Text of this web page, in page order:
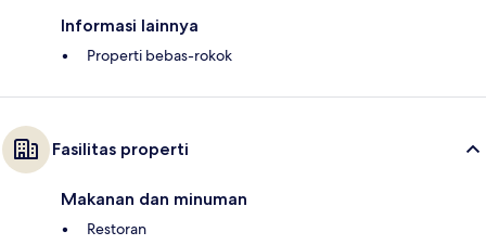
Informasi lainnya
Properti bebas-rokok
Fasilitas properti
Makanan dan minuman
Restoran